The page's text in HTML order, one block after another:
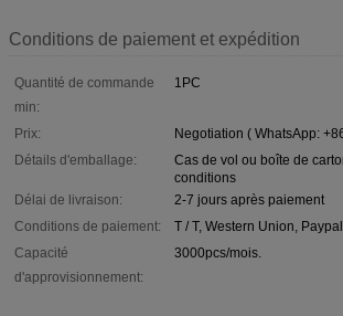
Conditions de paiement et expédition
Quantité de commande
min:
1PC
Prix:
Negotiation ( WhatsApp:
Détails d'emballage:
Cas de vol ou boîte de
conditions
Délai de livraison:
2-7 jours après paiement
Conditions de paiement:
T / T, Western Union, Paypal
Capacité
d'approvisionnement:
3000pcs/mois.